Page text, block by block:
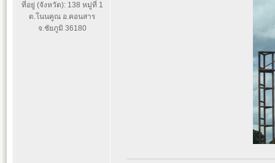
ที่อยู่ (จังหวัด): 138 หมู่ที่ 1
ต.โนนคูณ อ.คอนสาร
จ.ชัยภูมิ 36180